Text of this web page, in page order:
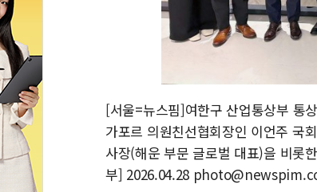
[서울=뉴스핌]여한구 산업통상부 통
가포르 의원친선협회장인 이언주
사장(해운 부문 글로벌 대표)을 비롯
부] 2026.04.28